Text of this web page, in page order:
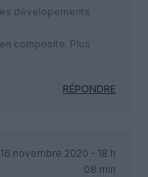
dévelopements
composite. Plus
RÉPONDRE
16 novembre 2020 - 18 h
08 min